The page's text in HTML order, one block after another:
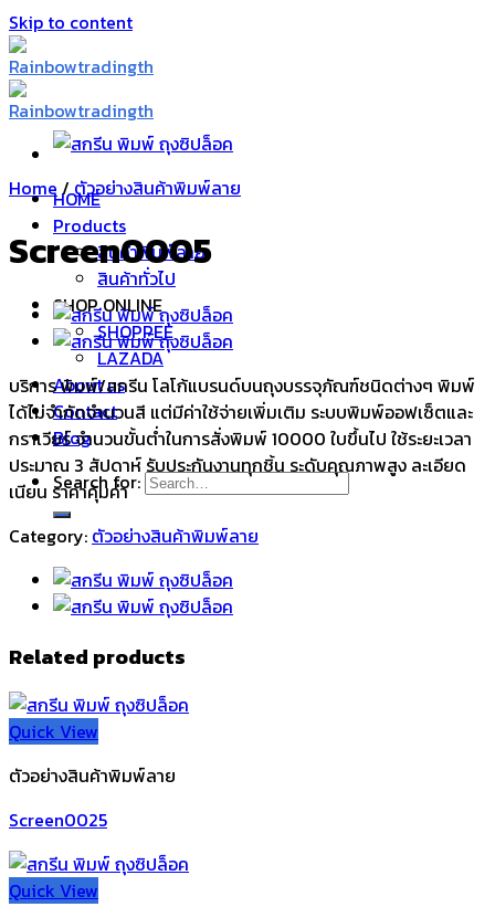
Skip to content
HOME
Products
สินค้าพิมพ์ลาย
สินค้าทั่วไป
SHOP ONLINE
SHOPPEE
LAZADA
About us
Contact
Blog
Search for:
Home /ตัวอย่างสินค้าพิมพ์ลาย
Screen0005
บริการ พิมพ์/สกรีน โลโก้แบรนด์บนถุงบรรจุภัณฑ์ชนิดต่างๆ พิมพ์
ได้ไม่จำกัดจำนวนสี แต่มีค่าใช้จ่ายเพิ่มเติม ระบบพิมพ์ออฟเซ็ตและ
กราเวียร์ จำนวนขั้นต่ำในการสั่งพิมพ์ 10000 ใบขึ้นไป ใช้ระยะเวลา
ประมาณ 3 สัปดาห์ รับประกันงานทุกชิ้น ระดับคุณภาพสูง ละเอียด
เนียน ราคาคุ้มค่า
Category: ตัวอย่างสินค้าพิมพ์ลาย
Related products
Quick View
ตัวอย่างสินค้าพิมพ์ลาย
Screen0025
Quick View